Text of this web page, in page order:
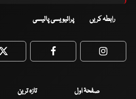
رابطہ کریں پرائیویسی پالیسی
Twitter Facebook
صفحۂ اول تازہ ترین